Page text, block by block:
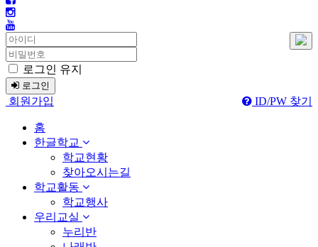
로그인 유지
로그인
회원가입 ID/PW 찾기
홈
한글학교
학교현황
찾아오시는길
학교활동
학교행사
우리교실
누리반